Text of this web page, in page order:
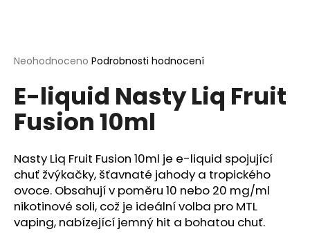
Průměrné
produktu
je
0,0
hvězdiček.
Neohodnoceno Podrobnosti hodnocení
E-liquid Nasty Liq Fruit
Fusion 10ml
Nasty Liq Fruit Fusion 10ml je e-liquid spojující
chuť žvýkačky, šťavnaté jahody a tropického
ovoce. Obsahují v poměru 10 nebo 20 mg/ml
nikotinové soli, což je ideální volba pro MTL
vaping, nabízející jemný hit a bohatou chuť.
í
t
?
HLEDAT
D